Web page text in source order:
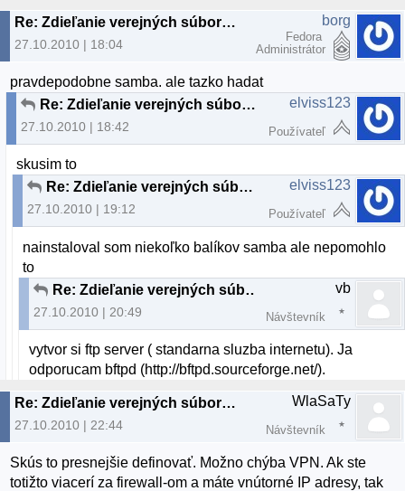
Re: Zdieľanie verejných súborov v sieti - PROBLÉM
27.10.2010 | 18:04
borg
Fedora
Administrátor
pravdepodobne samba. ale tazko hadat
Re: Zdieľanie verejných súborov v sieti - PROBLÉM
27.10.2010 | 18:42
elviss123
Používateľ
skusim to
Re: Zdieľanie verejných súborov v sieti - PROBLÉM
27.10.2010 | 19:12
elviss123
Používateľ
nainstaloval som niekoľko balíkov samba ale nepomohlo
to
Re: Zdieľanie verejných súborov v sieti - PROBLÉM
27.10.2010 | 20:49
vb
Návštevník
vytvor si ftp server ( standarna sluzba internetu). Ja
odporucam bftpd (http://bftpd.sourceforge.net/).
Re: Zdieľanie verejných súborov v sieti - PROBLÉM
27.10.2010 | 22:44
WlaSaTy
Návštevník
Skús to presnejšie definovať. Možno chýba VPN. Ak ste
totižto viacerí za firewall-om a máte vnútorné IP adresy, tak